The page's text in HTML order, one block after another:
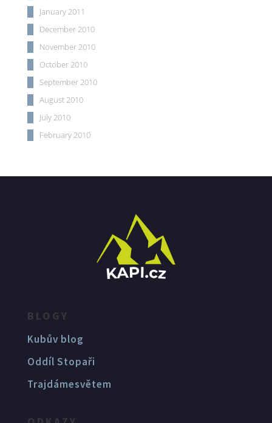
January 2011
December 2010
November 2010
October 2010
September 2010
August 2010
July 2010
February 2010
BLOGY
Kubův blog
Oddíl Stopaři
Trajdámesvětem